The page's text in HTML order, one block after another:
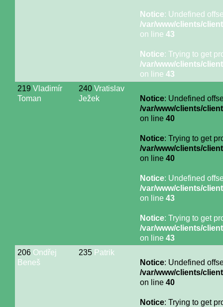
Notice: Undefined
/var/www/clients/
on line 43
Notice: Trying to get
/var/www/clients/
on line 43
219 Vladimír
Toman
240 Vratislav
Ježek
Notice: Undefined
/var/www/clients/
on line 40
Notice: Trying to get
/var/www/clients/
on line 40
Notice: Undefined
/var/www/clients/
on line 43
Notice: Trying to get
/var/www/clients/
on line 43
206 Ondřej
Beneš
235 Patrik
Notice: Undefined
/var/www/clients/
on line 40
Notice: Trying to get